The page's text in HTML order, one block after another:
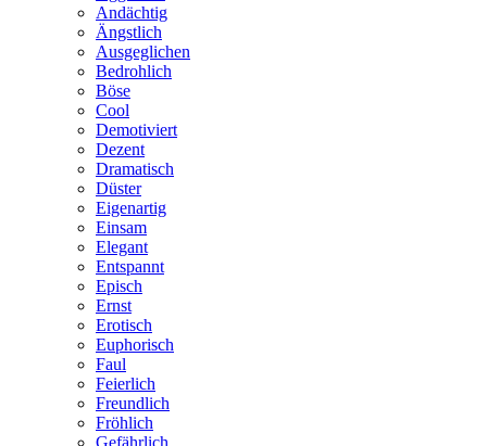
Andächtig
Ängstlich
Ausgeglichen
Bedrohlich
Böse
Cool
Demotiviert
Dezent
Dramatisch
Düster
Eigenartig
Einsam
Elegant
Entspannt
Episch
Ernst
Erotisch
Euphorisch
Faul
Feierlich
Freundlich
Fröhlich
Gefährlich